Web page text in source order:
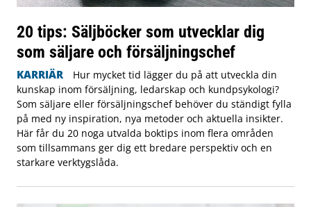
20 tips: Säljböcker som utvecklar dig
som säljare och försäljningschef
KARRIÄR
Hur mycket tid lägger du på att utveckla din
kunskap inom försäljning, ledarskap och kundpsykologi?
Som säljare eller försäljningschef behöver du ständigt fylla
på med ny inspiration, nya metoder och aktuella insikter.
Här får du 20 noga utvalda boktips inom flera områden
som tillsammans ger dig ett bredare perspektiv och en
starkare verktygslåda.